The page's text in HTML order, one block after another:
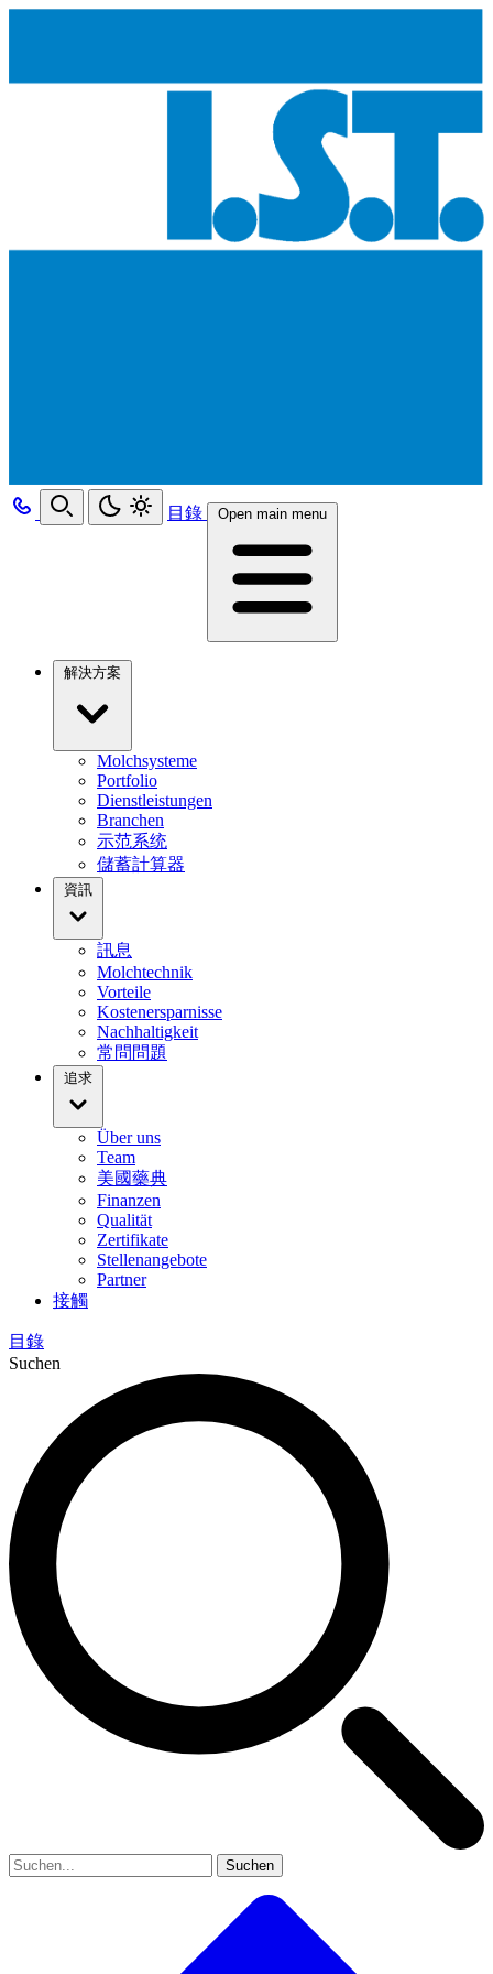
目錄 Open main menu
解決方案
Molchsysteme
Portfolio
Dienstleistungen
Branchen
示范系统
儲蓄計算器
資訊
訊息
Molchtechnik
Vorteile
Kostenersparnisse
Nachhaltigkeit
常問問題
追求
Über uns
Team
美國藥典
Finanzen
Qualität
Zertifikate
Stellenangebote
Partner
接觸
目錄
Suchen
Suchen